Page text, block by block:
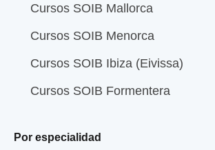
Cursos SOIB Mallorca
Cursos SOIB Menorca
Cursos SOIB Ibiza (Eivissa)
Cursos SOIB Formentera
Por especialidad